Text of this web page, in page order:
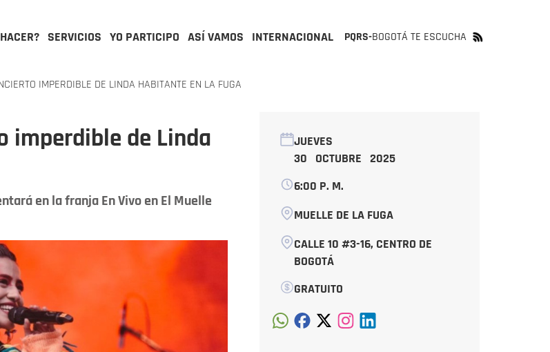
SERVICIOS YO PARTICIPO ASÍ VAMOS INTERNACIONAL PQRS-BOGOTÁ TE ESCUCHA
IMPERDIBLE DE LINDA HABITANTE EN LA FUGA
imperdible de Linda
en la franja En Vivo en El Muelle
JUEVES
30 OCTUBRE 2025
6:00 P. M.
MUELLE DE LA FUGA
CALLE 10 #3-16, CENTRO DE
BOGOTÁ
GRATUITO